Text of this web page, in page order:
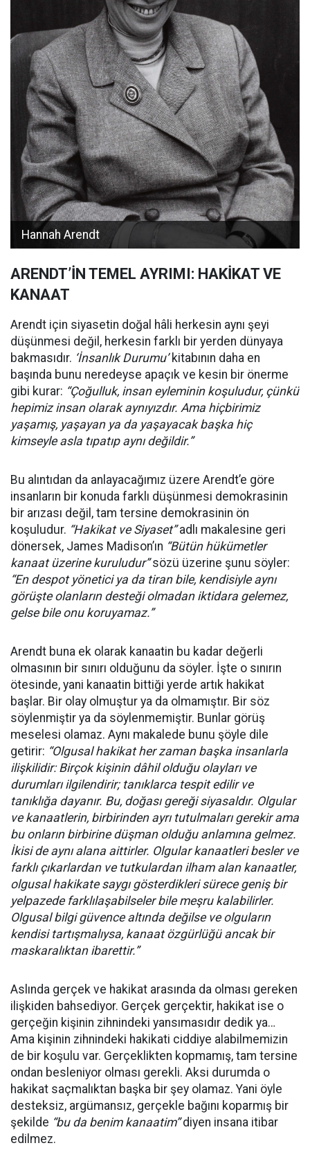
Hannah Arendt
ARENDT’İN TEMEL AYRIMI: HAKİKAT VE
KANAAT
Arendt için siyasetin doğal hâli herkesin aynı şeyi
düşünmesi değil, herkesin farklı bir yerden dünyaya
bakmasıdır. ‘İnsanlık Durumu’kitabının daha en
başında bunu neredeyse apaçık ve kesin bir önerme
gibi kurar: “Çoğulluk, insan eyleminin koşuludur, çünkü
hepimiz insan olarak aynıyızdır. Ama hiçbirimiz
yaşamış, yaşayan ya da yaşayacak başka hiç
kimseyle asla tıpatıp aynı değildir.”
Bu alıntıdan da anlayacağımız üzere Arendt’e göre
insanların bir konuda farklı düşünmesi demokrasinin
bir arızası değil, tam tersine demokrasinin ön
koşuludur. “Hakikat ve Siyaset”adlı makalesine geri
dönersek, James Madison’ın “Bütün hükümetler
kanaat üzerine kuruludur”sözü üzerine şunu söyler:
“En despot yönetici ya da tiran bile, kendisiyle aynı
görüşte olanların desteği olmadan iktidara gelemez,
gelse bile onu koruyamaz.”
Arendt buna ek olarak kanaatin bu kadar değerli
olmasının bir sınırı olduğunu da söyler. İşte o sınırın
ötesinde, yani kanaatin bittiği yerde artık hakikat
başlar. Bir olay olmuştur ya da olmamıştır. Bir söz
söylenmiştir ya da söylenmemiştir. Bunlar görüş
meselesi olamaz. Aynı makalede bunu şöyle dile
getirir: “Olgusal hakikat her zaman başka insanlarla
ilişkilidir: Birçok kişinin dâhil olduğu olayları ve
durumları ilgilendirir; tanıklarca tespit edilir ve
tanıklığa dayanır. Bu, doğası gereği siyasaldır. Olgular
ve kanaatlerin, birbirinden ayrı tutulmaları gerekir ama
bu onların birbirine düşman olduğu anlamına gelmez.
İkisi de aynı alana aittirler. Olgular kanaatleri besler ve
farklı çıkarlardan ve tutkulardan ilham alan kanaatler,
olgusal hakikate saygı gösterdikleri sürece geniş bir
yelpazede farklılaşabilseler bile meşru kalabilirler.
Olgusal bilgi güvence altında değilse ve olguların
kendisi tartışmalıysa, kanaat özgürlüğü ancak bir
maskaralıktan ibarettir.”
Aslında gerçek ve hakikat arasında da olması gereken
ilişkiden bahsediyor. Gerçek gerçektir, hakikat ise o
gerçeğin kişinin zihnindeki yansımasıdır dedik ya…
Ama kişinin zihnindeki hakikati ciddiye alabilmemizin
de bir koşulu var. Gerçeklikten kopmamış, tam tersine
ondan besleniyor olması gerekli. Aksi durumda o
hakikat saçmalıktan başka bir şey olamaz. Yani öyle
desteksiz, argümansız, gerçekle bağını koparmış bir
şekilde “bu da benim kanaatim”diyen insana itibar
edilmez.